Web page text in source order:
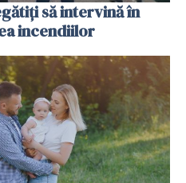
să intervină în
incendiilor